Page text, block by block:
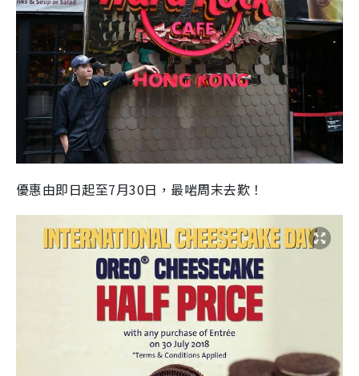
優惠由即日起至7月30日，最啱周末去歎！